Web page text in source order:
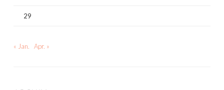
29
« Jan. Apr. »